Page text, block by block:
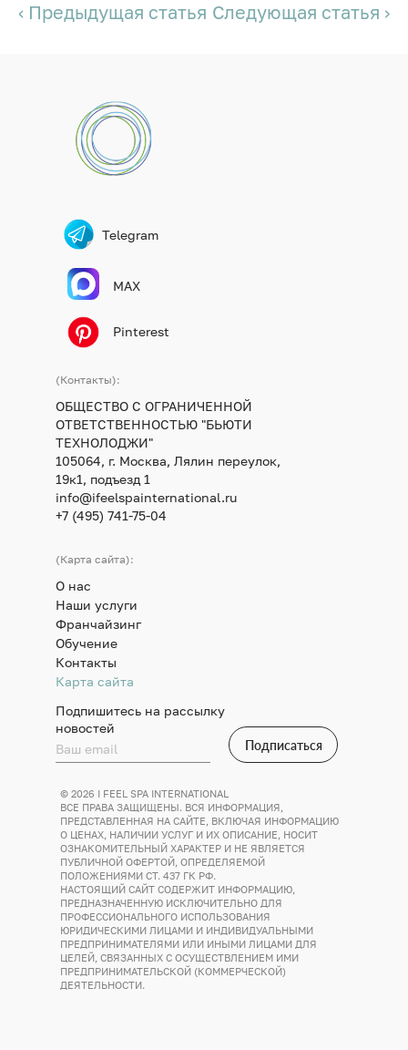
‹ Предыдущая статья Следующая статья ›
Подпишитесь на рассылку
новостей
Telegram
MAX
Pinterest
© 2026 I FEEL SPA INTERNATIONAL
ВСЕ ПРАВА ЗАЩИЩЕНЫ. ВСЯ ИНФОРМАЦИЯ,
ПРЕДСТАВЛЕННАЯ НА САЙТЕ, ВКЛЮЧАЯ ИНФОРМАЦИЮ
О ЦЕНАХ, НАЛИЧИИ УСЛУГ И ИХ ОПИСАНИЕ, НОСИТ
ОЗНАКОМИТЕЛЬНЫЙ ХАРАКТЕР И НЕ ЯВЛЯЕТСЯ
ПУБЛИЧНОЙ ОФЕРТОЙ, ОПРЕДЕЛЯЕМОЙ
ПОЛОЖЕНИЯМИ СТ. 437 ГК РФ.
НАСТОЯЩИЙ САЙТ СОДЕРЖИТ ИНФОРМАЦИЮ,
ПРЕДНАЗНАЧЕННУЮ ИСКЛЮЧИТЕЛЬНО ДЛЯ
ПРОФЕССИОНАЛЬНОГО ИСПОЛЬЗОВАНИЯ
ЮРИДИЧЕСКИМИ ЛИЦАМИ И ИНДИВИДУАЛЬНЫМИ
ПРЕДПРИНИМАТЕЛЯМИ ИЛИ ИНЫМИ ЛИЦАМИ ДЛЯ
ЦЕЛЕЙ, СВЯЗАННЫХ С ОСУЩЕСТВЛЕНИЕМ ИМИ
ПРЕДПРИНИМАТЕЛЬСКОЙ (КОММЕРЧЕСКОЙ)
ДЕЯТЕЛЬНОСТИ.
(Контакты):
ОБЩЕСТВО С ОГРАНИЧЕННОЙ
ОТВЕТСТВЕННОСТЬЮ "БЬЮТИ
ТЕХНОЛОДЖИ"
105064, г. Москва, Лялин переулок,
19к1, подъезд 1
info@ifeelspainternational.ru
+7 (495) 741-75-04
(Карта сайта):
О нас
Наши услуги
Франчайзинг
Обучение
Контакты
Карта сайта
Подписаться